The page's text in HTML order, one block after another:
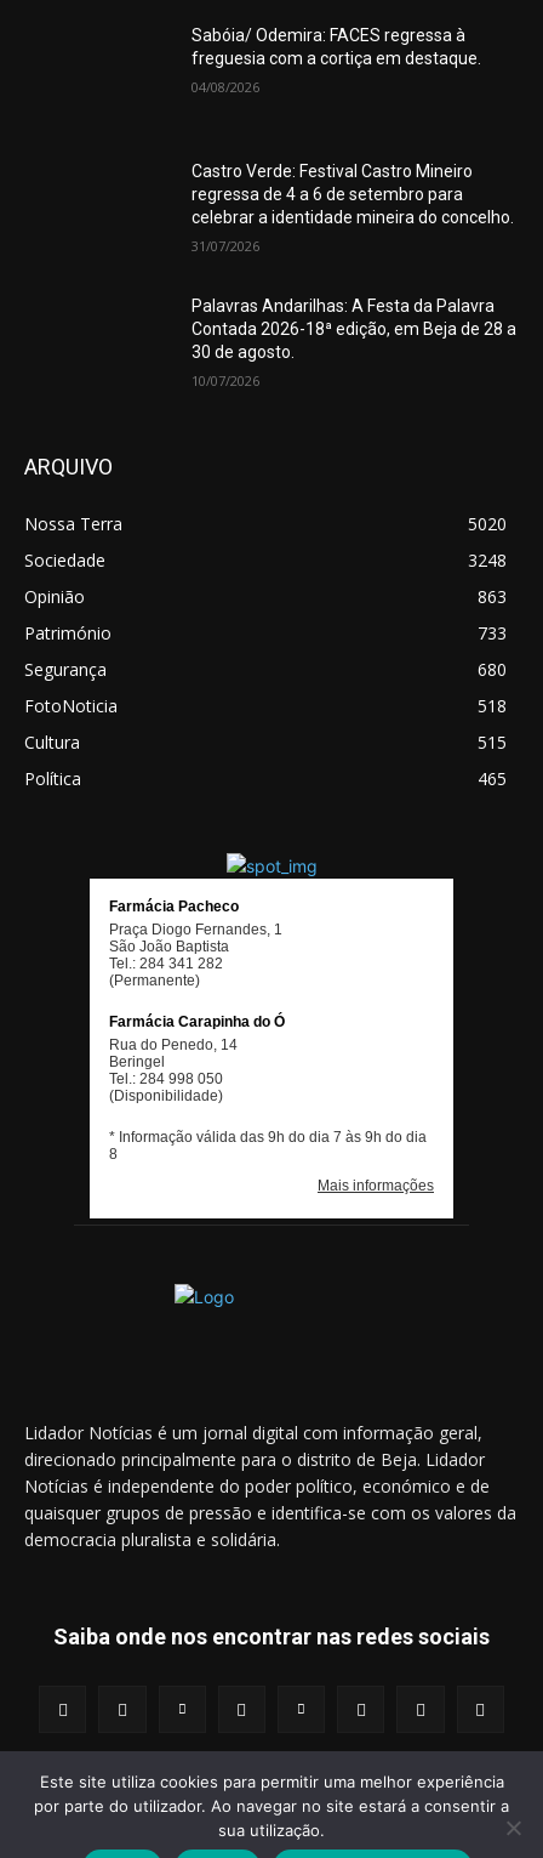
Sabóia/ Odemira: FACES regressa à
freguesia com a cortiça em destaque.
04/08/2026
Castro Verde: Festival Castro Mineiro
regressa de 4 a 6 de setembro para
celebrar a identidade mineira do concelho.
31/07/2026
Palavras Andarilhas: A Festa da Palavra
Contada 2026-18ª edição, em Beja de 28 a
30 de agosto.
10/07/2026
ARQUIVO
Nossa Terra
5020
Sociedade
3248
Opinião
863
Património
733
Segurança
680
FotoNoticia
518
Cultura
515
Política
465
Lidador Notícias é um jornal digital com informação geral,
direcionado principalmente para o distrito de Beja. Lidador
Notícias é independente do poder político, económico e de
quaisquer grupos de pressão e identifica-se com os valores da
democracia pluralista e solidária.
Saiba onde nos encontrar nas redes sociais
© 2014 - 2025 Lidador Notícias. | Todos os Direitos Reservados.
Este site utiliza cookies para permitir uma melhor experiência
por parte do utilizador. Ao navegar no site estará a consentir a
sua utilização.